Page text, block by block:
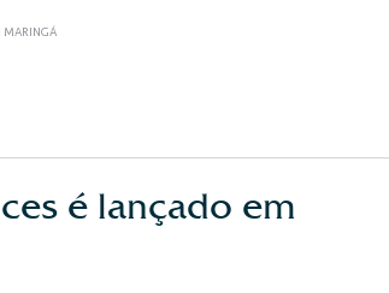
MARINGÁ
é lançado em